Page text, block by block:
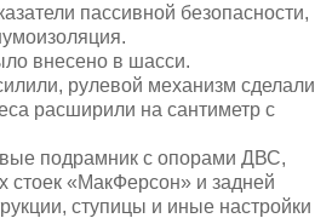
пассивной безопасности,
внесено в шасси.
рулевой механизм сделали
расширили на сантиметр с
подрамник с опорами ДВС,
стоек «МакФерсон» и задней
ступицы и иные настройки